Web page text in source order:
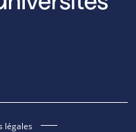
légales